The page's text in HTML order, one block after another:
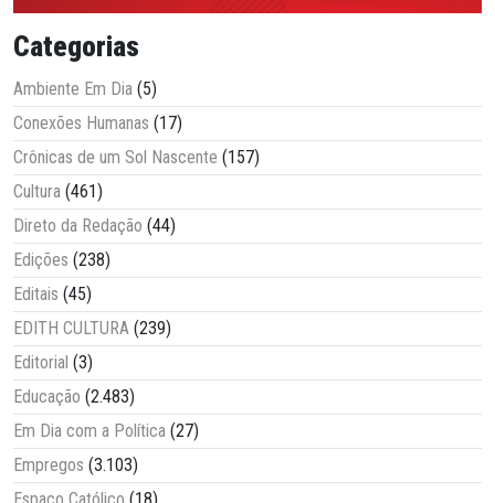
Categorias
Ambiente Em Dia (5)
Conexões Humanas (17)
Crônicas de um Sol Nascente (157)
Cultura (461)
Direto da Redação (44)
Edições (238)
Editais (45)
EDITH CULTURA (239)
Editorial (3)
Educação (2.483)
Em Dia com a Política (27)
Empregos (3.103)